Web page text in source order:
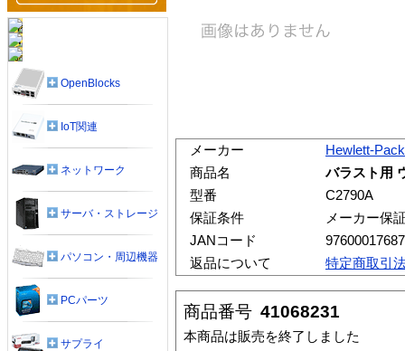
メーカー
Hewlett-
商品名
バラスト用
型番
C2790A
保証条件
メーカー保
JANコード
返品について
特定商取引
商品番号 41068231
本商品は販売を終了しました
OpenBlocks
IoT関連
ネットワーク
サーバ・ストレージ
パソコン・周辺機器
PCパーツ
サプライ